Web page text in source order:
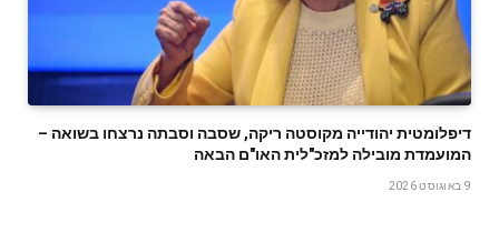
דיפלומטית יהודייה מקוסטה ריקה, שסבה וסבתה נרצחו בשואה –
המועמדת מובילה למזכ"לית האו"ם הבאה
9 באוגוסט 2026